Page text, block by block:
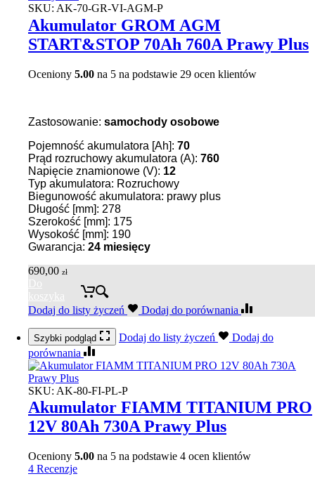
SKU: AK-70-GR-VI-AGM-P
Akumulator GROM AGM
START&STOP 70Ah 760A Prawy Plus
Oceniony 5.00 na 5 na podstawie 29 ocen klientów
Zastosowanie: samochody osobowe
Pojemność akumulatora [Ah]: 70
Prąd rozruchowy akumulatora (A): 760
Napięcie znamionowe (V): 12
Typ akumulatora: Rozruchowy
Biegunowość akumulatora: prawy plus
Długość [mm]: 278
Szerokość [mm]: 175
Wysokość [mm]: 190
Gwarancja: 24 miesięcy
690,00 zł
Do
koszyka
Dodaj do listy życzeń
Dodaj do porównania
Szybki podgląd Dodaj do listy życzeń
Dodaj do
porównania
SKU: AK-80-FI-PL-P
Akumulator FIAMM TITANIUM PRO
12V 80Ah 730A Prawy Plus
Oceniony 5.00 na 5 na podstawie 4 ocen klientów
4 Recenzje